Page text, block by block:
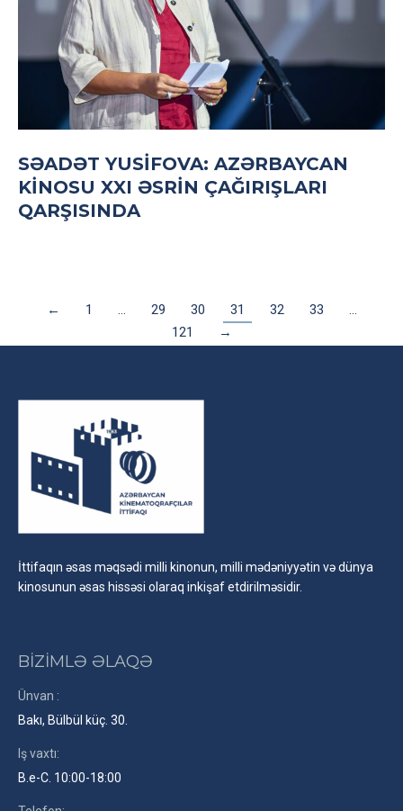
SƏADƏT YUSIFOVA: AZƏRBAYCAN
KINOSU XXI ƏSRIN ÇAĞIRIŞLARI
QARŞISINDA
← 1 … 29 30 31 32 33
…
121
→
İttifaqın əsas məqsədi milli kinonun, milli mədəniyyətin və dünya
kinosunun əsas hissəsi olaraq inkişaf etdirilməsidir.
BİZİMLƏ ƏLAQƏ
Ünvan :
Bakı, Bülbül küç. 30.
Iş vaxtı:
B.e-C. 10:00-18:00